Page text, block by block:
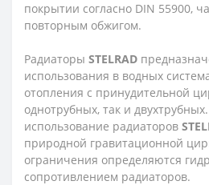
покрытии согласно DIN 55900,
повторным обжигом.
Радиаторы STELRAD
использования в водных
отопления с принудительной
однотрубных, так и
использование радиаторов
природной гравитационной
ограничения определяются
сопротивлением радиаторов.